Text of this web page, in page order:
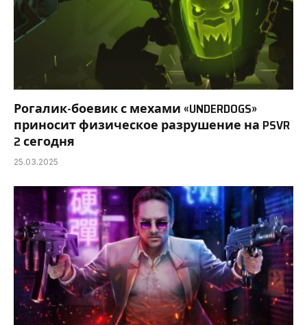
Рогалик-боевик с мехами «UNDERDOGS»
приносит физическое разрушение на PSVR
2 сегодня
25.03.2025